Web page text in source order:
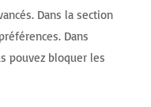
Dans la section
Dans
pouvez bloquer les